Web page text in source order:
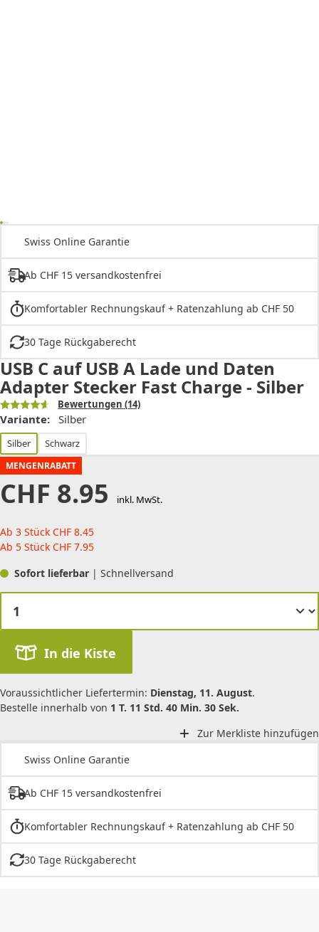
Swiss Online Garantie
Ab CHF 15 versandkostenfrei
Komfortabler Rechnungskauf + Ratenzahlung ab CHF 50
30 Tage Rückgaberecht
USB C auf USB A Lade und Daten
Adapter Stecker Fast Charge - Silber
Bewertungen (14)
Variante: Silber
Silber Schwarz
MENGENRABATT
CHF 8.95 inkl. MwSt.
Ab 3 Stück CHF 8.45
Ab 5 Stück CHF 7.95
Sofort lieferbar | Schnellversand
In die Kiste
Voraussichtlicher Liefertermin: Dienstag, 11. August.
Bestelle innerhalb von 1 T. 11 Std. 40 Min. 30 Sek.
Zur Merkliste hinzufügen
Swiss Online Garantie
Ab CHF 15 versandkostenfrei
Komfortabler Rechnungskauf + Ratenzahlung ab CHF 50
30 Tage Rückgaberecht